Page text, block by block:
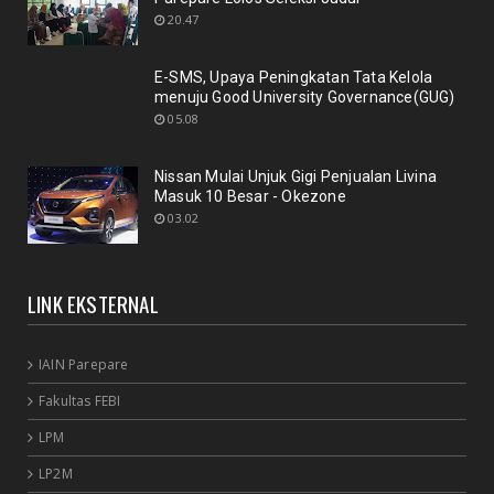
Nissan Mulai Unjuk Gigi Penjualan Livina Masuk 10
BUSSINES
SUV China Ini Kembali Tumbangkan CR-V dan Glory
Apple-Qualcomm Damai, iPhone 5G Bisa Segera
20.47
E-SMS, Upaya Peningkatan Tata Kelola
menuju Good University Governance(GUG)
05.08
Nissan Mulai Unjuk Gigi Penjualan Livina
Masuk 10 Besar - Okezone
03.02
LINK EKSTERNAL
IAIN Parepare
Fakultas FEBI
LPM
LP2M